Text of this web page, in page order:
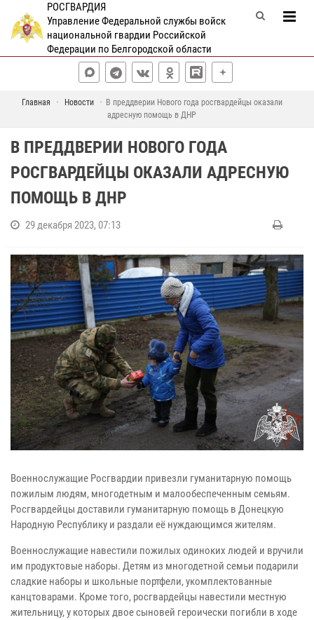
РОСГВАРДИЯ
Управление Федеральной службы войск
национальной гвардии Российской
Федерации по Белгородской области
Главная Новости
В преддверии Нового года росгвардейцы оказали
адресную помощь в ДНР
В ПРЕДДВЕРИИ НОВОГО ГОДА
РОСГВАРДЕЙЦЫ ОКАЗАЛИ АДРЕСНУЮ
ПОМОЩЬ В ДНР
29 декабря 2023, 07:13
Военнослужащие Росгвардии привезли гуманитарную помощь
пожилым людям, многодетным и малообеспеченным семьям.
Росгвардейцы доставили гуманитарную помощь в Донецкую
Народную Республику и раздали её нуждающимся жителям.
Военнослужащие навестили пожилых одиноких людей и вручили
им продуктовые наборы. Детям из многодетной семьи подарили
сладкие наборы и школьные портфели, укомплектованные
канцтоварами. Кроме того, росгвардейцы навестили местную
жительницу, у которых двое сыновей героически погибли в ходе